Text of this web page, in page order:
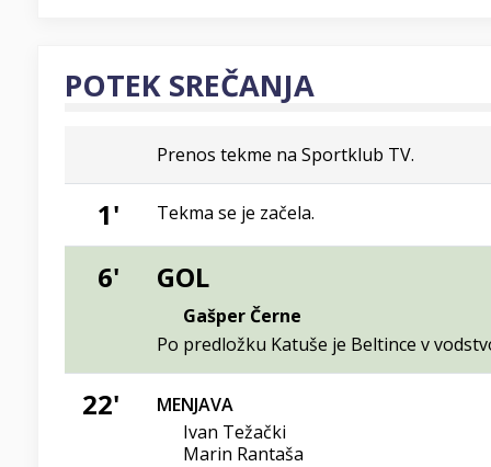
POTEK SREČANJA
Prenos tekme na Sportklub TV.
1' Tekma se je začela.
6' GOL
Gašper Černe
Po predložku Katuše je Beltince v
22'
MENJAVA
Ivan Težački
Marin Rantaša